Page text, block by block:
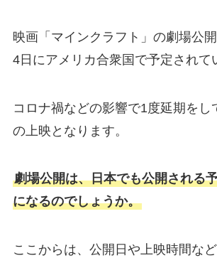
映画「マインクラフト」の劇場公
4日にアメリカ合衆国で予定されて
コロナ禍などの影響で1度延期をし
の上映となります。
劇場公開は、日本でも公開される
になるのでしょうか。
ここからは、公開日や上映時間な